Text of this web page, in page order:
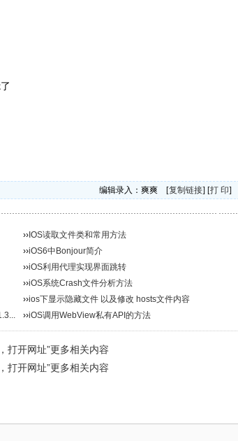
编辑录入：爽爽 [复制链接] [打 印]
›› IOS读取文件类和常用方法
››iOS6中Bonjour简介
››iOS利用代理实现界面跳转
››iOS系统Crash文件分析方法
››ios下显示隐藏文件 以及修改 hosts文件内容
››iOS调用WebView私有API的方法
打开网址”更多相关内容
打开网址”更多相关内容